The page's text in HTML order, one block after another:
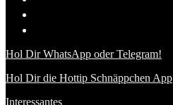
Hol Dir WhatsApp oder Telegram!
Hol Dir die Hottip Schnäppchen App
Interessantes